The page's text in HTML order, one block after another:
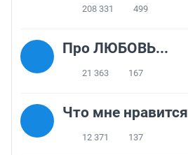
208 331 499
Про ЛЮБОВЬ...
21 363 167
Что мне
12 371 137